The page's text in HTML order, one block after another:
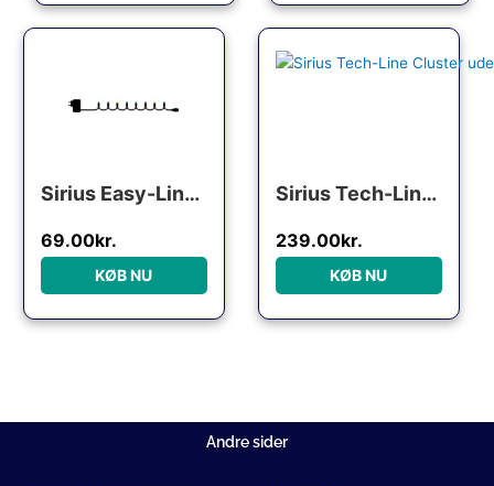
Sirius Easy-Line udendørs lyskæde, 200 farvede lys, 19,9 meter
69.00kr.
KØB NU
Sirius Tech-Line Cluster udendørs lyskæde, 120 varm hvide lys, 2 meter, forlænger
239.00kr.
KØB NU
Andre sider